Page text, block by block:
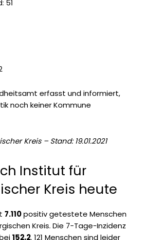
51
erfasst und informiert,
noch keiner Kommune
Kreis – Stand: 19.01.2021
Institut für
Kreis heute
7.110positiv getestete Menschen
Kreis. Die 7-Tage-Inzidenz
152,2. 121 Menschen sind leider